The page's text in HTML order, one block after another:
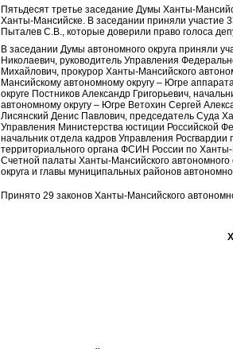
Пятьдесят третье заседание Думы Ханты-
Ханты-Мансийске. В заседании приняли участие
Пыталев С.В., которые доверили право голоса
В заседании Думы автономного округа приняли
Николаевич, руководитель Управления
Михайлович, прокурор Ханты-Мансийского
Мансийскому автономному округу – Югре
округе Постников Александр Григорьевич,
автономному округу – Югре Ветохин Сергей
Лисянский Денис Павлович, председатель Суда
Управления Министерства юстиции Российской
начальник отдела кадров Управления
территориального органа ФСИН России по
Счетной палаты Ханты-Мансийского
округа и главы муниципальных районов
Принято 29 законов Ханты-Мансийского